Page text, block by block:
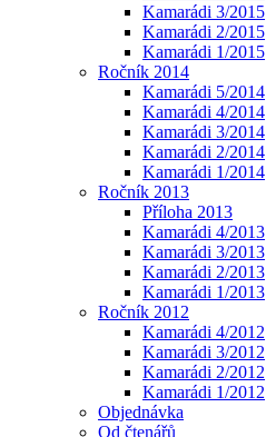
Kamarádi 3/2015
Kamarádi 2/2015
Kamarádi 1/2015
Ročník 2014
Kamarádi 5/2014
Kamarádi 4/2014
Kamarádi 3/2014
Kamarádi 2/2014
Kamarádi 1/2014
Ročník 2013
Příloha 2013
Kamarádi 4/2013
Kamarádi 3/2013
Kamarádi 2/2013
Kamarádi 1/2013
Ročník 2012
Kamarádi 4/2012
Kamarádi 3/2012
Kamarádi 2/2012
Kamarádi 1/2012
Objednávka
Od čtenářů